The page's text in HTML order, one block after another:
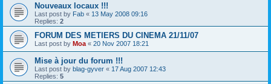
Nouveaux locaux !!!
Last post by Fab « 13 May 2008 09:16
Replies: 2
FORUM DES METIERS DU CINEMA 21/11/07
Last post by Moa « 20 Nov 2007 18:21
Mise à jour du forum !!!
Last post by blag-gyver « 17 Aug 2007 12:43
Replies: 5